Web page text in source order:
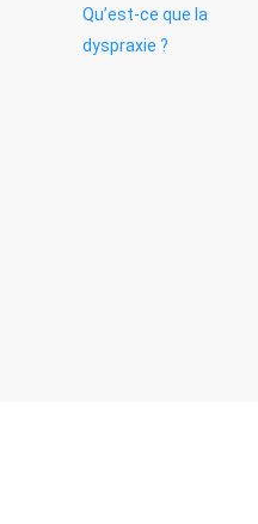
Qu’est-ce que la
dyspraxie ?